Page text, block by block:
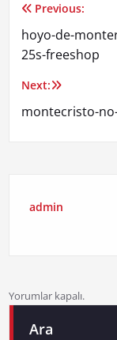
Yazı
gezinmesi
Previous:
hoyo-de-
25s-freeshop
Next:
montecristo-
admin
Yorumlar kapalı.
Ara